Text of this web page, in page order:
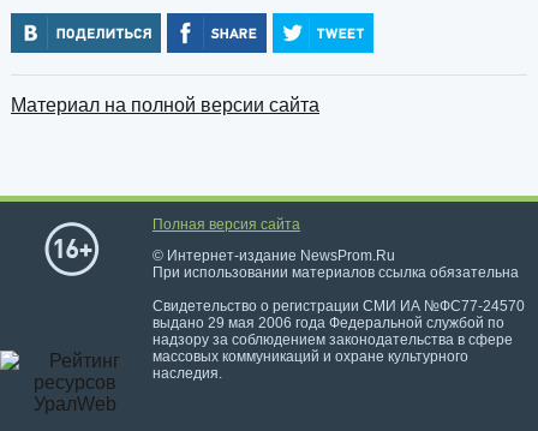
Материал на полной версии сайта
Полная версия сайта
© Интернет-издание NewsProm.Ru
При использовании материалов ссылка обязательна
Свидетельство о регистрации СМИ ИА №ФС77-24570
выдано 29 мая 2006 года Федеральной службой по
надзору за соблюдением законодательства в сфере
массовых коммуникаций и охране культурного
наследия.